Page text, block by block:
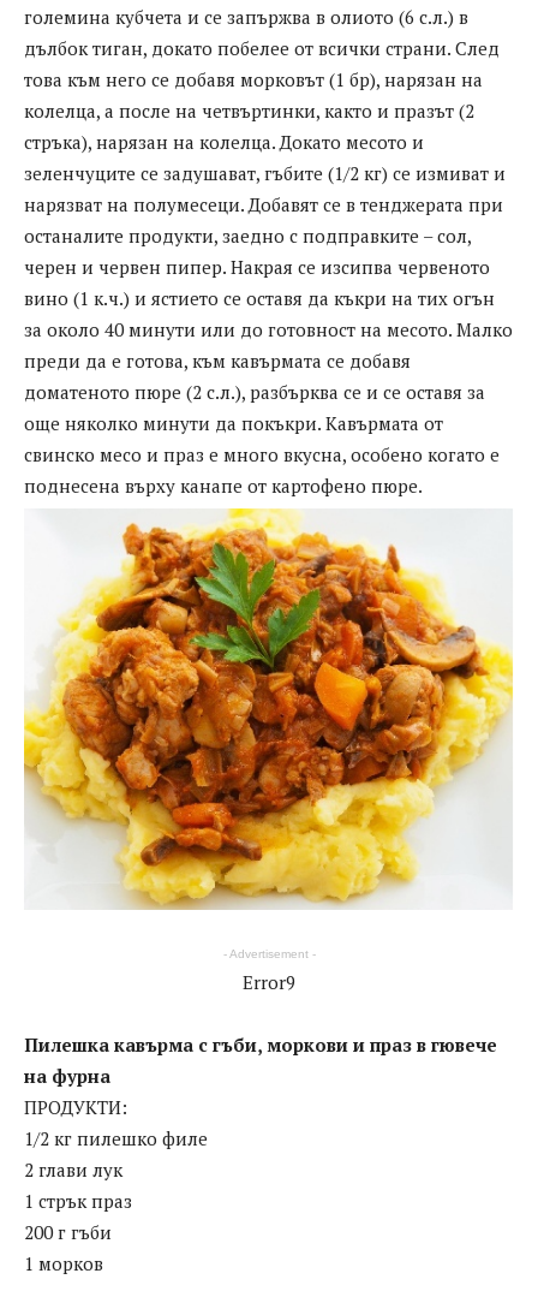
големина кубчета и се запържва в олиото (6 с.л.) в
дълбок тиган, докато побелее от всички страни. След
това към него се добавя морковът (1 бр), нарязан на
колелца, а после на четвъртинки, както и празът (2
стръка), нарязан на колелца. Докато месото и
зеленчуците се задушават, гъбите (1/2 кг) се измиват и
нарязват на полумесеци. Добавят се в тенджерата при
останалите продукти, заедно с подправките – сол,
черен и червен пипер. Накрая се изсипва червеното
вино (1 к.ч.) и ястието се оставя да къкри на тих огън
за около 40 минути или до готовност на месото. Малко
преди да е готова, към кавърмата се добавя
доматеното пюре (2 с.л.), разбърква се и се оставя за
още няколко минути да покъкри. Кавърмата от
свинско месо и праз е много вкусна, особено когато е
поднесена върху канапе от картофено пюре.
- Advertisement -
Error9
Пилешка кавърма с гъби, моркови и праз в гювече
на фурна
ПРОДУКТИ:
1/2 кг пилешко филе
2 глави лук
1 стрък праз
200 г гъби
1 морков